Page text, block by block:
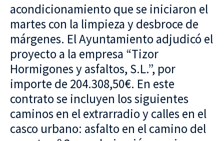
acondicionamiento que se iniciaron el
martes con la limpieza y desbroce de
márgenes. El Ayuntamiento adjudicó el
proyecto a la empresa “Tizor
Hormigones y asfaltos, S.L.”, por
importe de 204.308,50€. En este
contrato se incluyen los siguientes
caminos en el extrarradio y calles en el
casco urbano: asfalto en el camino del